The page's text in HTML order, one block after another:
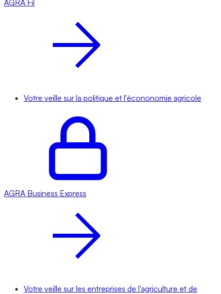
AGRA Fil
Votre veille sur la politique et l'écononomie agricole
AGRA Business Express
Votre veille sur les entreprises de l'agriculture et de